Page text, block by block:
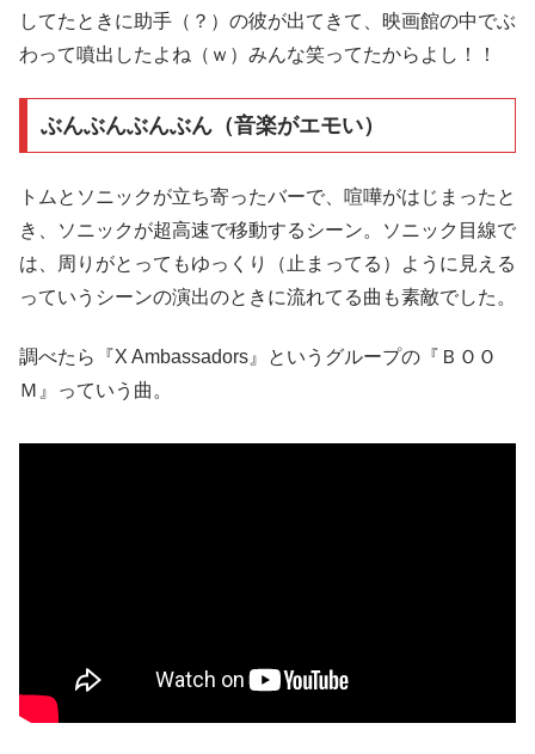
してたときに助手（？）の彼が出てきて、映画館の中でぶ
わって噴出したよね（ｗ）みんな笑ってたからよし！！
ぶんぶんぶんぶん（音楽がエモい）
トムとソニックが立ち寄ったバーで、喧嘩がはじまったと
き、ソニックが超高速で移動するシーン。ソニック目線で
は、周りがとってもゆっくり（止まってる）ように見える
っていうシーンの演出のときに流れてる曲も素敵でした。
調べたら『X Ambassadors』というグループの『ＢＯＯ
Ｍ』っていう曲。